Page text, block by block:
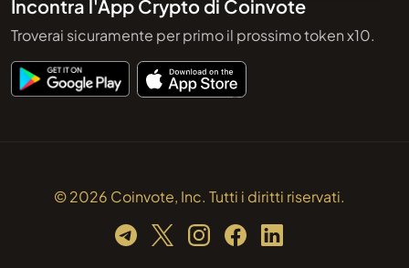
Incontra l'App Crypto di Coinvote
Troverai sicuramente per primo il prossimo token x10.
© 2026 Coinvote, Inc. Tutti i diritti riservati.